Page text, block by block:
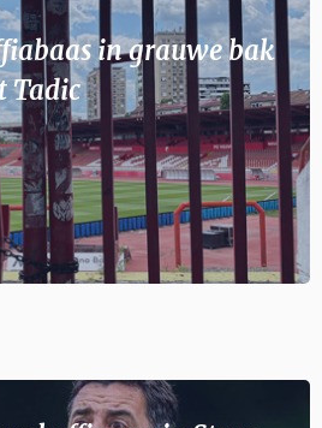
in grauwe bak
Tadic